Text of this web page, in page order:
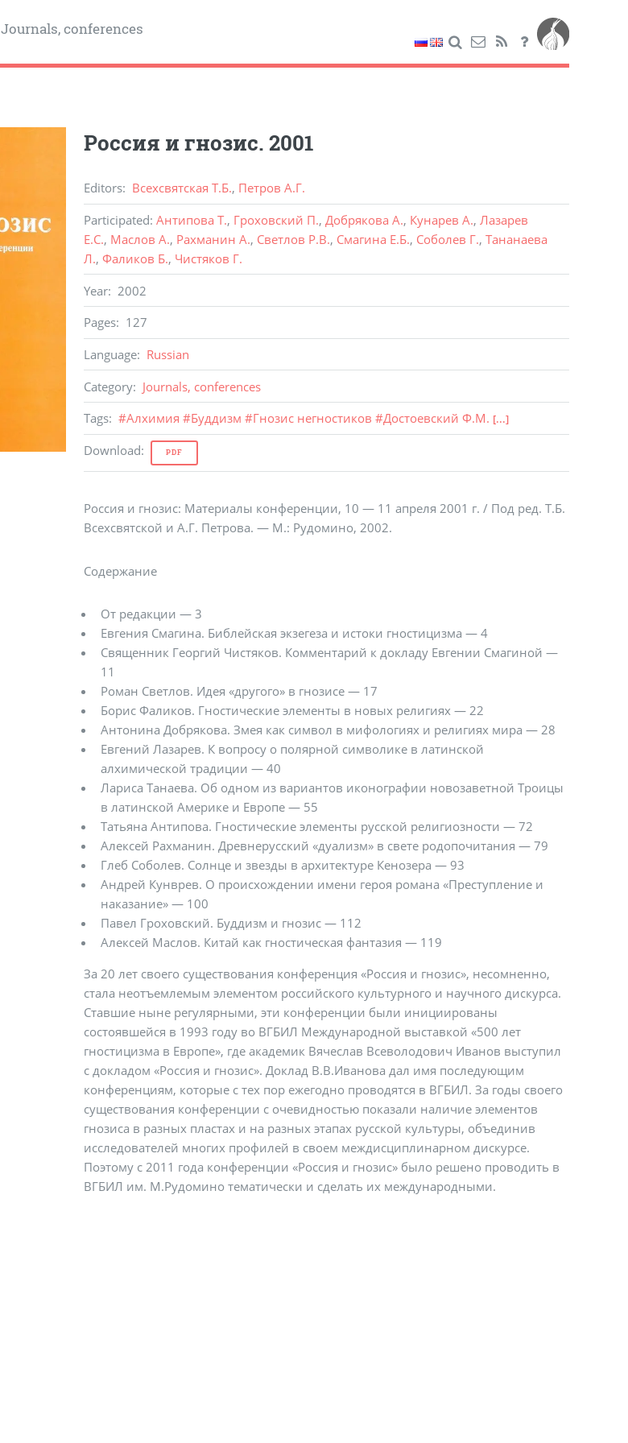
Journals, conferences
Россия и гнозис. 2001
Editors: Всехсвятская Т.Б., Петров А.Г.
Participated: Антипова Т., Гроховский П., Добрякова А., Кунарев А., Лазарев
Е.С., Маслов А., Рахманин А., Светлов Р.В., Смагина Е.Б., Соболев Г., Тананаева
Л., Фаликов Б., Чистяков Г.
Year: 2002
Pages: 127
Language: Russian
Category: Journals, conferences
Tags: #Алхимия #Буддизм #Гнозис негностиков #Достоевский Ф.М. [...]
Download: PDF
Россия и гнозис: Материалы конференции, 10 — 11 апреля 2001 г. / Под ред. Т.Б.
Всехсвятской и А.Г. Петрова. — М.: Рудомино, 2002.
Содержание
От редакции — 3
Евгения Смагина. Библейская экзегеза и истоки гностицизма — 4
Священник Георгий Чистяков. Комментарий к докладу Евгении Смагиной —
11
Роман Светлов. Идея «другого» в гнозисе — 17
Борис Фаликов. Гностические элементы в новых религиях — 22
Антонина Добрякова. Змея как символ в мифологиях и религиях мира — 28
Евгений Лазарев. К вопросу о полярной символике в латинской
алхимической традиции — 40
Лариса Танаева. Об одном из вариантов иконографии новозаветной Троицы
в латинской Америке и Европе — 55
Татьяна Антипова. Гностические элементы русской религиозности — 72
Алексей Рахманин. Древнерусский «дуализм» в свете родопочитания — 79
Глеб Соболев. Солнце и звезды в архитектуре Кенозера — 93
Андрей Кунврев. О происхождении имени героя романа «Преступление и
наказание» — 100
Павел Гроховский. Буддизм и гнозис — 112
Алексей Маслов. Китай как гностическая фантазия — 119
За 20 лет своего существования конференция «Россия и гнозис», несомненно,
стала неотъемлемым элементом российского культурного и научного дискурса.
Ставшие ныне регулярными, эти конференции были инициированы
состоявшейся в 1993 году во ВГБИЛ Международной выставкой «500 лет
гностицизма в Европе», где академик Вячеслав Всеволодович Иванов выступил
с докладом «Россия и гнозис». Доклад В.В.Иванова дал имя последующим
конференциям, которые с тех пор ежегодно проводятся в ВГБИЛ. За годы своего
существования конференции с очевидностью показали наличие элементов
гнозиса в разных пластах и на разных этапах русской культуры, объединив
исследователей многих профилей в своем междисциплинарном дискурсе.
Поэтому с 2011 года конференции «Россия и гнозис» было решено проводить в
ВГБИЛ им. М.Рудомино тематически и сделать их международными.